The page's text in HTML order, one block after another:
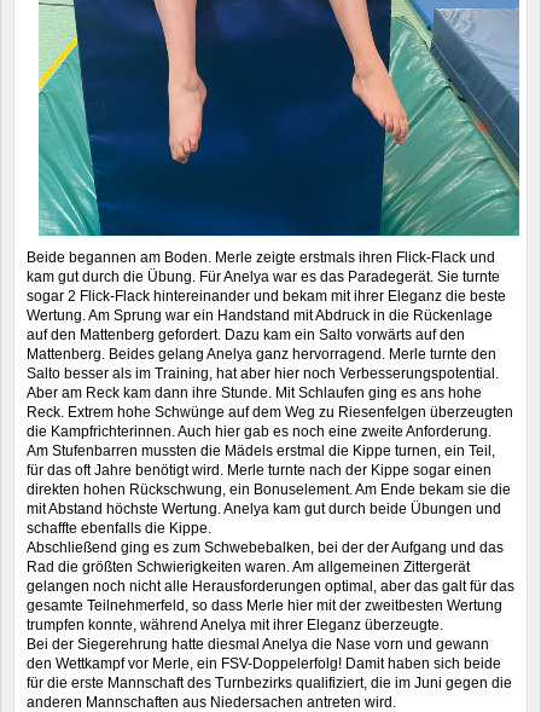
Beide begannen am Boden. Merle zeigte erstmals ihren Flick-Flack und
kam gut durch die Übung. Für Anelya war es das Paradegerät. Sie turnte
sogar 2 Flick-Flack hintereinander und bekam mit ihrer Eleganz die beste
Wertung. Am Sprung war ein Handstand mit Abdruck in die Rückenlage
auf den Mattenberg gefordert. Dazu kam ein Salto vorwärts auf den
Mattenberg. Beides gelang Anelya ganz hervorragend. Merle turnte den
Salto besser als im Training, hat aber hier noch Verbesserungspotential.
Aber am Reck kam dann ihre Stunde. Mit Schlaufen ging es ans hohe
Reck. Extrem hohe Schwünge auf dem Weg zu Riesenfelgen überzeugten
die Kampfrichterinnen. Auch hier gab es noch eine zweite Anforderung.
Am Stufenbarren mussten die Mädels erstmal die Kippe turnen, ein Teil,
für das oft Jahre benötigt wird. Merle turnte nach der Kippe sogar einen
direkten hohen Rückschwung, ein Bonuselement. Am Ende bekam sie die
mit Abstand höchste Wertung. Anelya kam gut durch beide Übungen und
schaffte ebenfalls die Kippe.
Abschließend ging es zum Schwebebalken, bei der der Aufgang und das
Rad die größten Schwierigkeiten waren. Am allgemeinen Zittergerät
gelangen noch nicht alle Herausforderungen optimal, aber das galt für das
gesamte Teilnehmerfeld, so dass Merle hier mit der zweitbesten Wertung
trumpfen konnte, während Anelya mit ihrer Eleganz überzeugte.
Bei der Siegerehrung hatte diesmal Anelya die Nase vorn und gewann
den Wettkampf vor Merle, ein FSV-Doppelerfolg! Damit haben sich beide
für die erste Mannschaft des Turnbezirks qualifiziert, die im Juni gegen die
anderen Mannschaften aus Niedersachen antreten wird.